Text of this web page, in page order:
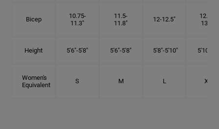
Bicep
10.75-
11.3"
11.5-
11.8"
12-12.5"
12.75-
13.3"
Height 5'6"-5'8" 5'6"-5'8" 5'8"-5'10" 5'10"- 6'
Women's
Equivalent
S M L XL